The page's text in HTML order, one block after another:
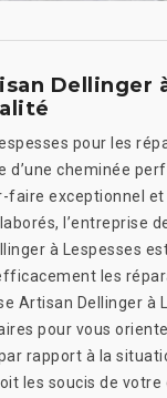
Dellinger
pour les
d’une cheminée
faire exceptionnel
l’entreprise
à Lespesses
les
Artisan Dellinger à
pour vous
rapport à la
les soucis de votre